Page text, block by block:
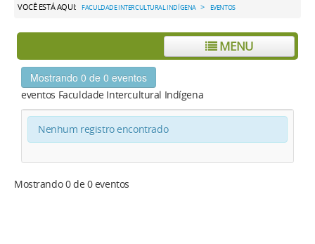
VOCÊ ESTÁ AQUI: FACULDADE INTERCULTURAL INDÍGENA > EVENTOS
MENU
Mostrando 0 de 0 eventos
eventos Faculdade Intercultural Indígena
Nenhum registro encontrado
Mostrando 0 de 0 eventos